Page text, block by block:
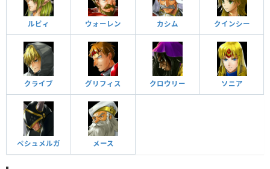
ルビィ ウォーレン カシム クインシー
クライブ グリフィス クロウリー ソニア
ペシュメルガ メース